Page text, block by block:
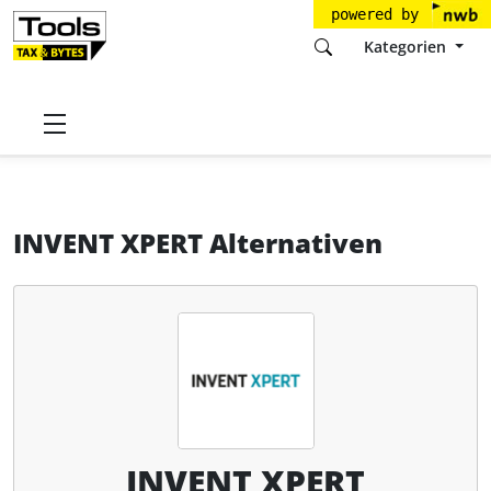
powered by
Kategorien
Startseite
INVENT XPERT Alternativen
INVENT XPERT